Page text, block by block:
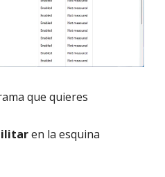
que quieres
en la esquina